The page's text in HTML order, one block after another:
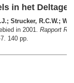
in het
Strucker, R.C.W.;
in 2001. Rapport
140 pp.